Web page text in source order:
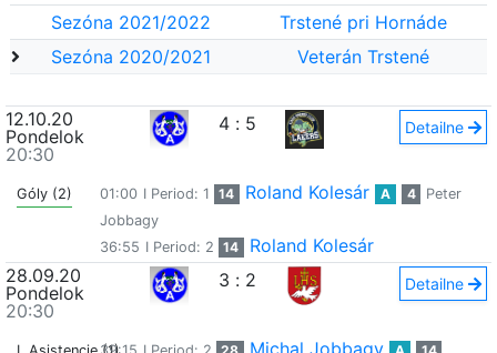
Sezóna 2021/2022
Trstené pri Hornáde
Sezóna 2020/2021
Veterán Trstené
12.10.20
Pondelok
20:30
4 : 5 Detailne
Góly (2) 01:00 I Period: 1 14 Roland Kolesár A 4
Peter
Jobbagy
36:55 I Period: 2 14
Roland Kolesár
28.09.20
Pondelok
20:30
3 : 2 Detailne
Michal Jobbagy